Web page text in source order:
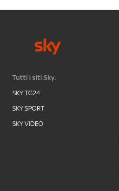
Tutti i siti Sky:
SKY TG24
SKY SPORT
SKY VIDEO